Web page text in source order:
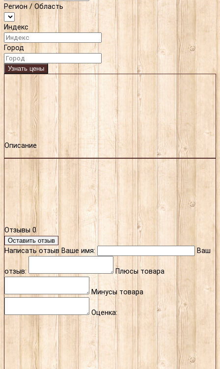
Регион / Область
Индекс
Город
Узнать цены
Описание
Отзывы 0
Оставить отзыв
Написать отзыв Ваше имя: Ваш
отзыв: Плюсы товара
Минусы товара
Оценка: